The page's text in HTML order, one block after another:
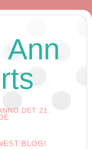
Ann
DET 21.
BLOG!